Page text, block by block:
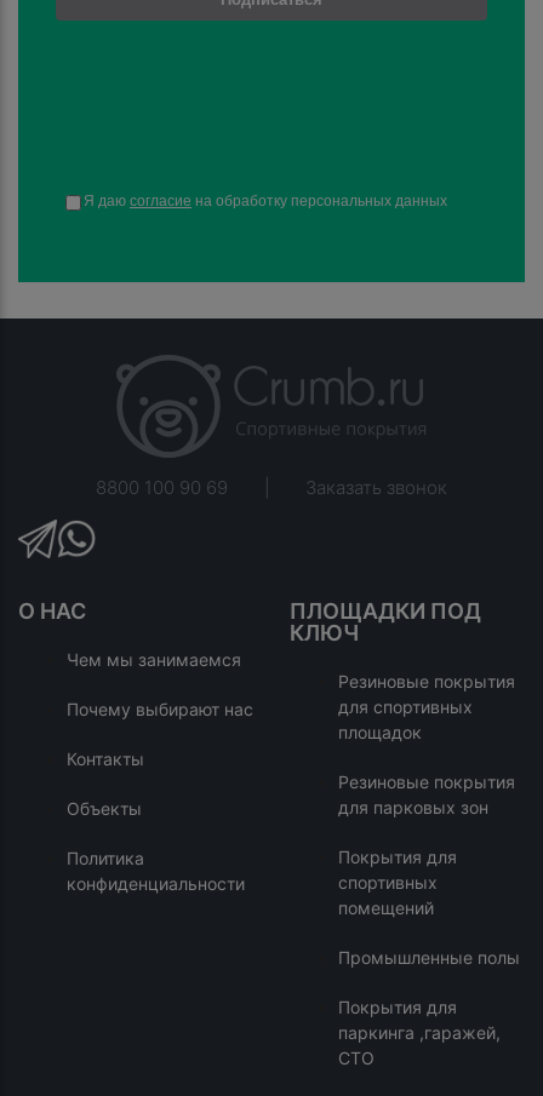
Я даю согласие на обработку персональных данных
8800 100 90 69 Заказать звонок
О НАС
Чем мы занимаемся
Почему выбирают нас
Контакты
Объекты
Политика
конфиденциальности
ПЛОЩАДКИ ПОД
КЛЮЧ
Резиновые покрытия
для спортивных
площадок
Резиновые покрытия
для парковых зон
Покрытия для
спортивных
помещений
Промышленные полы
Покрытия для
паркинга ,гаражей,
СТО